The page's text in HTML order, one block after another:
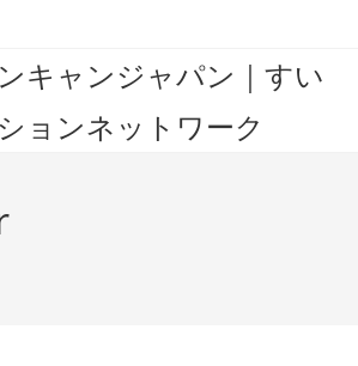
キャンジャパン｜すい
ョンネットワーク